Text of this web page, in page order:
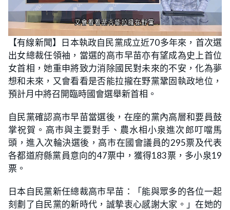
U
n
m
t
e
L
o
a
d
e
d
:
1
8
.
2
4
【有線新聞】日本執政自民黨成立近70多年來，首次選
出女總裁任領袖，當選的高市早苗亦有望成為史上首位
女首相，她重申將致力消除國民對未來的不安，化為夢
想和未來，又會看看是否能拉攏在野黨鞏固執政地位，
預計月中將召開臨時國會選舉新首相。
自民黨確認高市早苗當選後，在座的黨內高層和要員鼓
掌祝賀。高市與主要對手、農水相小泉進次郎叮噹馬
頭，進入次輪決選後，高市在國會議員的295票及代表
各都道府縣黨員意向的47票中，獲得183票，多小泉19
票。
日本自民黨新任總裁高市早苗：「能與眾多的各位一起
刻劃了自民黨的新時代，誠摯衷心感謝大家。」在她的